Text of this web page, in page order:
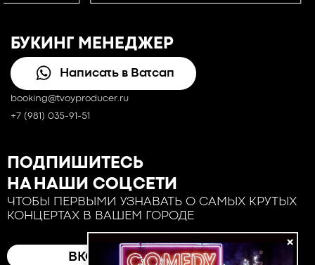
БУКИНГ МЕНЕДЖЕР
Написать в Ватсап
booking@tvoyproducer.ru
+7 (981) 035-91-51
×
ПОДПИШИТЕСЬ
НА НАШИ СОЦСЕТИ
ЧТОБЫ ПЕРВЫМИ УЗНАВАТЬ О САМЫХ КРУТЫХ
КОНЦЕРТАХ В ВАШЕМ ГОРОДЕ
ВКОНТАКТЕ